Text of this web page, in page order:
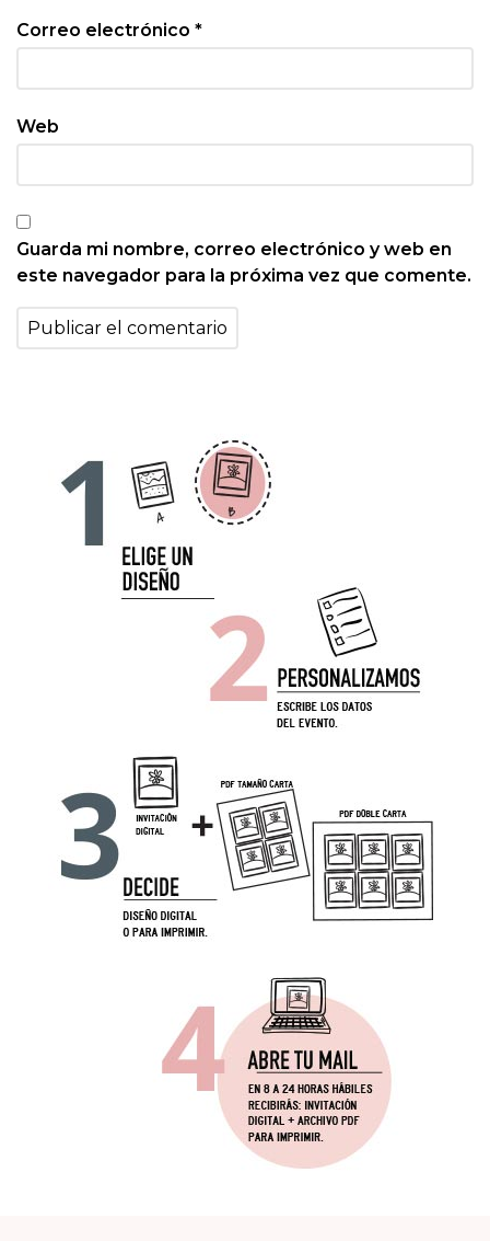
Correo electrónico *
Web
Guarda mi nombre, correo electrónico y web en
este navegador para la próxima vez que comente.